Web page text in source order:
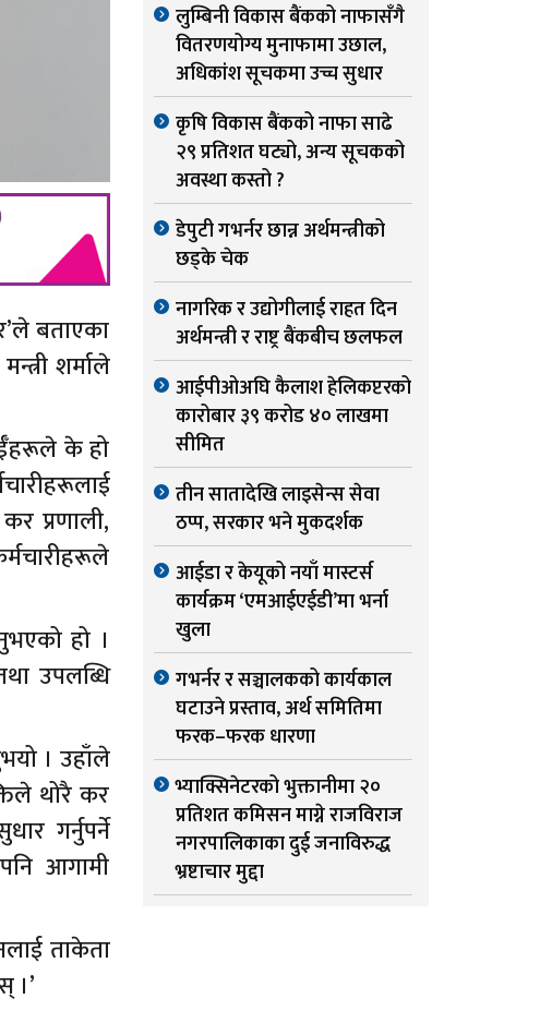
बताएका
शर्माले
के हो
प्रणाली,
हो ।
उपलब्धि
। उहाँले
थोरै कर
गर्नुपर्ने
आगामी
ताकेता
।’
लुम्बिनी विकास बैंकको नाफासँगै
वितरणयोग्य मुनाफामा उछाल,
अधिकांश सूचकमा उच्च सुधार
कृषि विकास बैंकको नाफा साढे
२९ प्रतिशत घट्यो, अन्य सूचकको
अवस्था कस्तो ?
डेपुटी गभर्नर छान्न अर्थमन्त्रीको
छड्के चेक
नागरिक र उद्योगीलाई राहत दिन
अर्थमन्त्री र राष्ट्र बैंकबीच छलफल
आईपीओअघि कैलाश हेलिकप्टरको
कारोबार ३९ करोड ४० लाखमा
सीमित
तीन सातादेखि लाइसेन्स सेवा
ठप्प, सरकार भने मुकदर्शक
आईडा र केयूको नयाँ मास्टर्स
कार्यक्रम ‘एमआईएईडी’मा भर्ना
खुला
गभर्नर र सञ्चालकको कार्यकाल
घटाउने प्रस्ताव, अर्थ समितिमा
फरक–फरक धारणा
भ्याक्सिनेटरको भुक्तानीमा २०
प्रतिशत कमिसन माग्ने राजविराज
नगरपालिकाका दुई जनाविरुद्ध
भ्रष्टाचार मुद्दा